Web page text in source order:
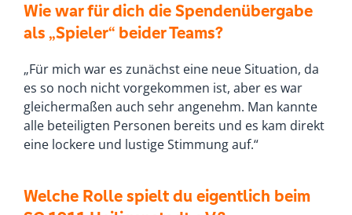
Wie war für dich die Spendenübergabe
als „Spieler“ beider Teams?
„Für mich war es zunächst eine neue Situation, da
es so noch nicht vorgekommen ist, aber es war
gleichermaßen auch sehr angenehm. Man kannte
alle beteiligten Personen bereits und es kam direkt
eine lockere und lustige Stimmung auf.“
Welche Rolle spielt du eigentlich beim